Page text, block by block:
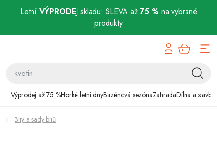
Letní VÝPRODEJskladu: SLEVA až 75 % na vybrané
produkty
Výprodej až 75 %Horké letní dnyBazénová sezónaZahradaDílna a stavba
Bazénová sezóna
Zahrada
Bity a sady bitů